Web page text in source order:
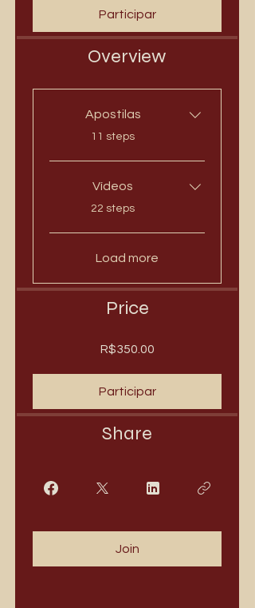
Participar
Overview
Apostilas
.
11 steps
Vídeos
.
22 steps
Load more
Price
R$350.00
Participar
Share
Join